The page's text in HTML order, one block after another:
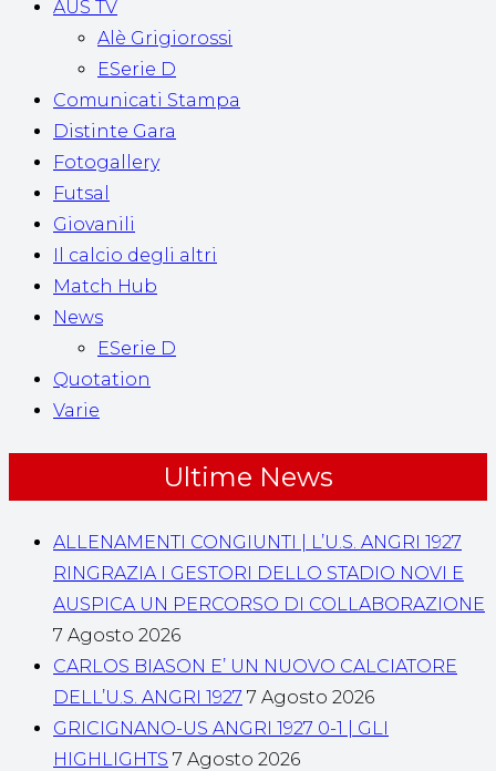
AUS TV
Alè Grigiorossi
ESerie D
Comunicati Stampa
Distinte Gara
Fotogallery
Futsal
Giovanili
Il calcio degli altri
Match Hub
News
ESerie D
Quotation
Varie
Ultime News
ALLENAMENTI CONGIUNTI | L’U.S. ANGRI 1927
RINGRAZIA I GESTORI DELLO STADIO NOVI E
AUSPICA UN PERCORSO DI COLLABORAZIONE
7 Agosto 2026
CARLOS BIASON E’ UN NUOVO CALCIATORE
DELL’U.S. ANGRI 1927 7 Agosto 2026
GRICIGNANO-US ANGRI 1927 0-1 | GLI
HIGHLIGHTS 7 Agosto 2026